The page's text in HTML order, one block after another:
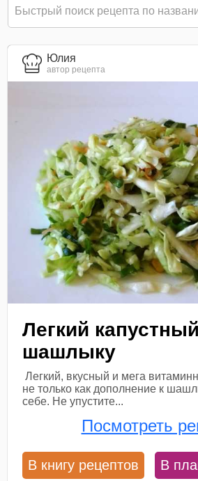
Юлия
автор рецепта
Легкий
шашлыку
Легкий, вкусный и мега
не только как дополнение к
себе. Не упустите...
Посмотреть
В книгу рецептов В